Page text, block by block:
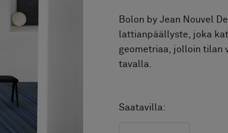
Bolon by Jean Nouvel
lattianpäällyste, joka
geometriaa, jolloin tilan
tavalla.
Saatavilla: